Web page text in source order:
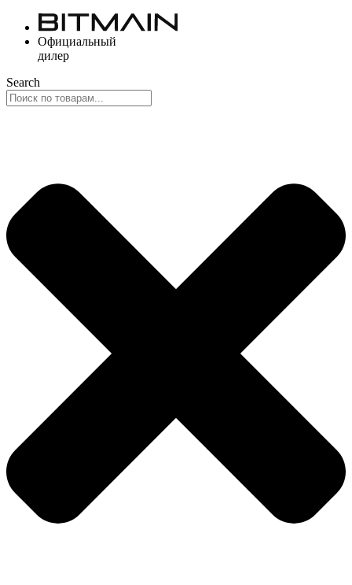
Перейти
содержимому
Официальный
дилер
Search